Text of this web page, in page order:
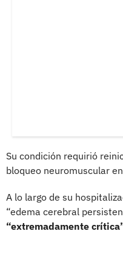
Su condición requirió
bloqueo neuromuscular
A lo largo de su
“edema cerebral
“extremadamente